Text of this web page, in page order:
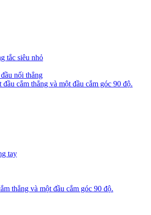
tắc siêu nhỏ
nối thẳng
cắm thẳng và một đầu cắm góc 90 độ.
tay
thẳng và một đầu cắm góc 90 độ.